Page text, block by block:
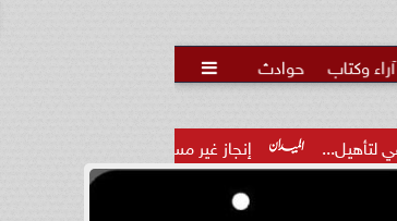
آراء وكتاب حوادث 
إنجاز غير مسبوق.. منتخب الناشئات يهزم الصين ويتأهل